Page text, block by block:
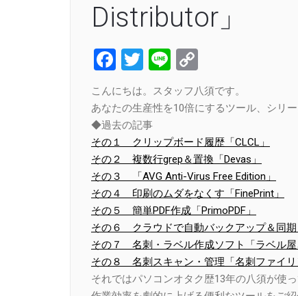
Distributor」
Facebook
Twitter
Line
Link
こんにちは。スタッフ八須です。
あなたの生産性を10倍にするツール、シリー
◆過去の記事
その１ クリップボード履歴「CLCL」
その２ 複数行grep＆置換「Devas」
その３ 「AVG Anti-Virus Free Edition」
その４ 印刷のムダをなくす「FinePrint」
その５ 簡単PDF作成「PrimoPDF」
その６ クラウドで自動バックアップ＆同期
その７ 名刺・ラベル作成ソフト「ラベル屋
その８ 名刺スキャン・管理「名刺ファイリ
それではパソコンオタク歴13年の八須が使